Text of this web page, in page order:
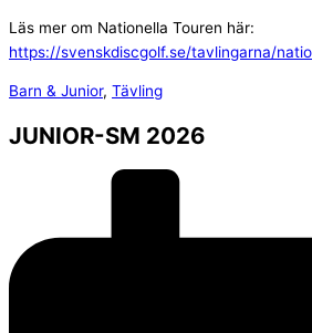
Läs mer om Nationella Touren här:
https://svenskdiscgolf.se/tavlingarna/
Barn & Junior, Tävling
JUNIOR-SM 2026